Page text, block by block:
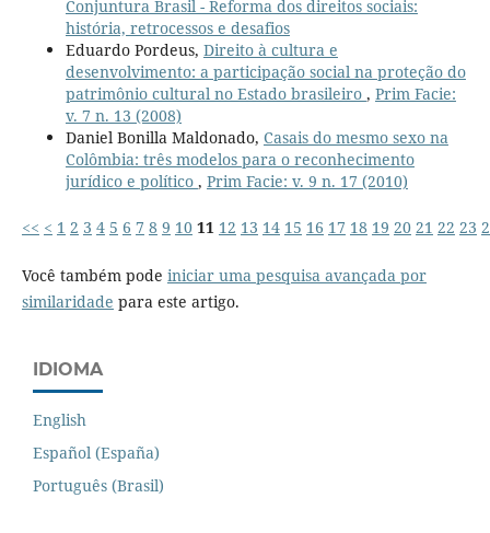
Conjuntura Brasil - Reforma dos direitos sociais:
história, retrocessos e desafios
Eduardo Pordeus, Direito à cultura e
desenvolvimento: a participação social na proteção do
patrimônio cultural no Estado brasileiro , Prim Facie:
v. 7 n. 13 (2008)
Daniel Bonilla Maldonado, Casais do mesmo sexo na
Colômbia: três modelos para o reconhecimento
jurídico e político , Prim Facie: v. 9 n. 17 (2010)
<< < 1 2 3 4 5 6 7 8 9 10 11 12 13 14 15 16 17 18 19 20 21 22 23
Você também pode iniciar uma pesquisa avançada por
similaridade para este artigo.
IDIOMA
English
Español (España)
Português (Brasil)